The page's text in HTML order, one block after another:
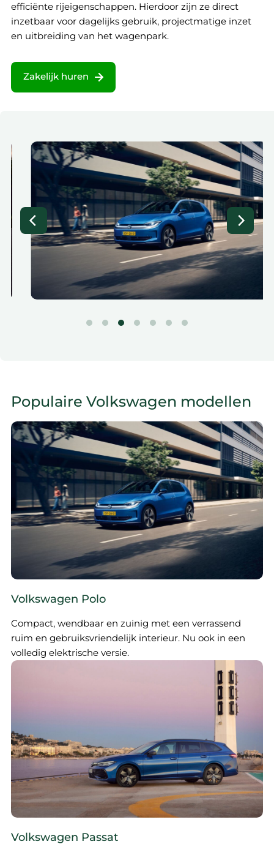
efficiënte rijeigenschappen. Hierdoor zijn ze direct
inzetbaar voor dagelijks gebruik, projectmatige inzet
en uitbreiding van het wagenpark.
Zakelijk huren
Populaire Volkswagen modellen
Volkswagen Polo
Compact, wendbaar en zuinig met een verrassend
ruim en gebruiksvriendelijk interieur. Nu ook in een
volledig elektrische versie.
Volkswagen Passat